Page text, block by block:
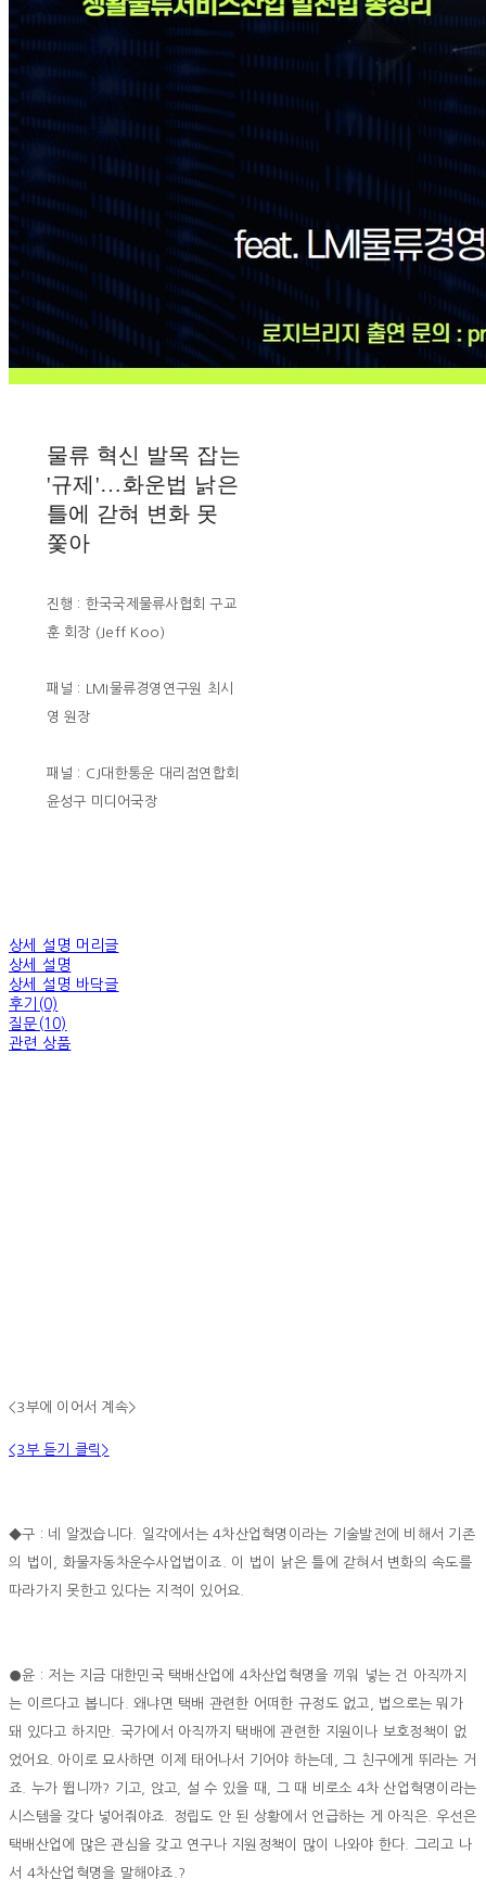
물류 혁신 발목 잡는
'규제'…화운법 낡은
틀에 갇혀 변화 못
쫓아
진행 : 한국국제물류사협회 구교
훈 회장 (Jeff Koo)
패널 : LMI물류경영연구원 최시
영 원장
패널 : CJ대한통운 대리점연합회
윤성구 미디어국장
상세 설명 머리글
상세 설명
상세 설명 바닥글
후기(0)
질문(10)
관련 상품
<3부에 이어서 계속>
<3부 듣기 클릭>
◆구 : 네 알겠습니다. 일각에서는 4차산업혁명이라는 기술발전에 비해서 기존
의 법이, 화물자동차운수사업법이죠. 이 법이 낡은 틀에 갇혀서 변화의 속도를
따라가지 못한고 있다는 지적이 있어요.
●윤 : 저는 지금 대한민국 택배산업에 4차산업혁명을 끼워 넣는 건 아직까지
는 이르다고 봅니다. 왜냐면 택배 관련한 어떠한 규정도 없고, 법으로는 뭐가
돼 있다고 하지만. 국가에서 아직까지 택배에 관련한 지원이나 보호정책이 없
었어요. 아이로 묘사하면 이제 태어나서 기어야 하는데, 그 친구에게 뛰라는 거
죠. 누가 뜁니까? 기고, 앉고, 설 수 있을 때, 그 때 비로소 4차 산업혁명이라는
시스템을 갖다 넣어줘야죠. 정립도 안 된 상황에서 언급하는 게 아직은. 우선은
택배산업에 많은 관심을 갖고 연구나 지원정책이 많이 나와야 한다. 그리고 나
서 4차산업혁명을 말해야죠.?